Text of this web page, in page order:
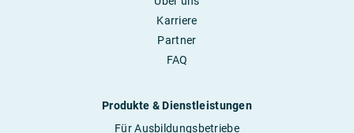
Karriere
Partner
FAQ
Produkte & Dienstleistungen
Für Ausbildungsbetriebe